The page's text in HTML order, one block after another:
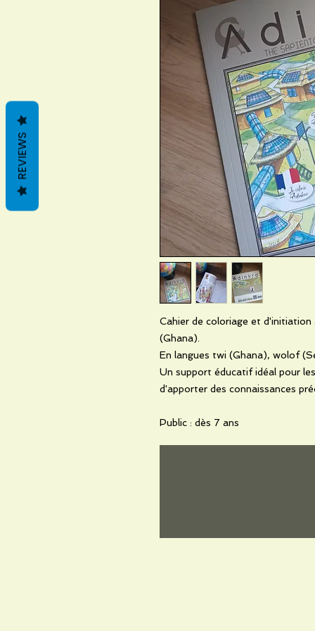
Cahier de coloriage et d'initiation
(Ghana).
En langues twi (Ghana), wolof
Un support éducatif idéal pour
d'apporter des connaissances
Public : dès 7 ans
REVIEWS